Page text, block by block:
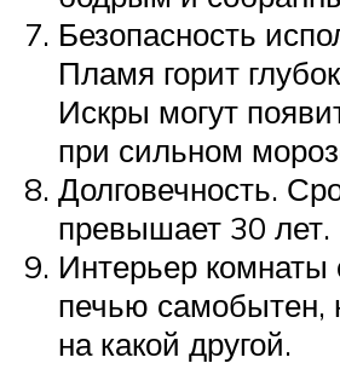
Безопасность
Пламя горит
Искры могут
при сильном
Долговечность.
превышает 30 лет.
Интерьер комнаты
печью самобытен,
на какой другой.